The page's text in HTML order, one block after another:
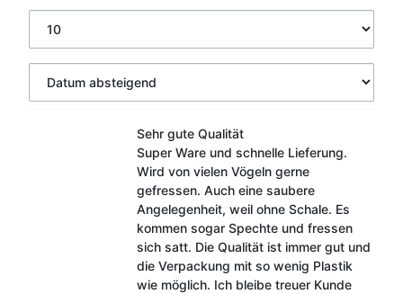
Sehr gute Qualität
Super Ware und schnelle Lieferung.
Wird von vielen Vögeln gerne
gefressen. Auch eine saubere
Angelegenheit, weil ohne Schale. Es
kommen sogar Spechte und fressen
sich satt. Die Qualität ist immer gut und
die Verpackung mit so wenig Plastik
wie möglich. Ich bleibe treuer Kunde